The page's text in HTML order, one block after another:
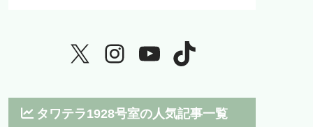
タワテラ1928号室の人気記事一覧